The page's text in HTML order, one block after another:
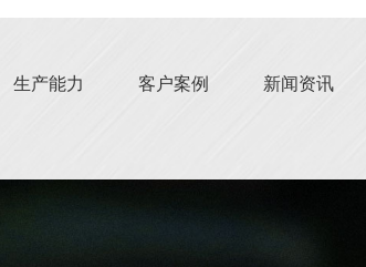
生产能力 客户案例 新闻资讯